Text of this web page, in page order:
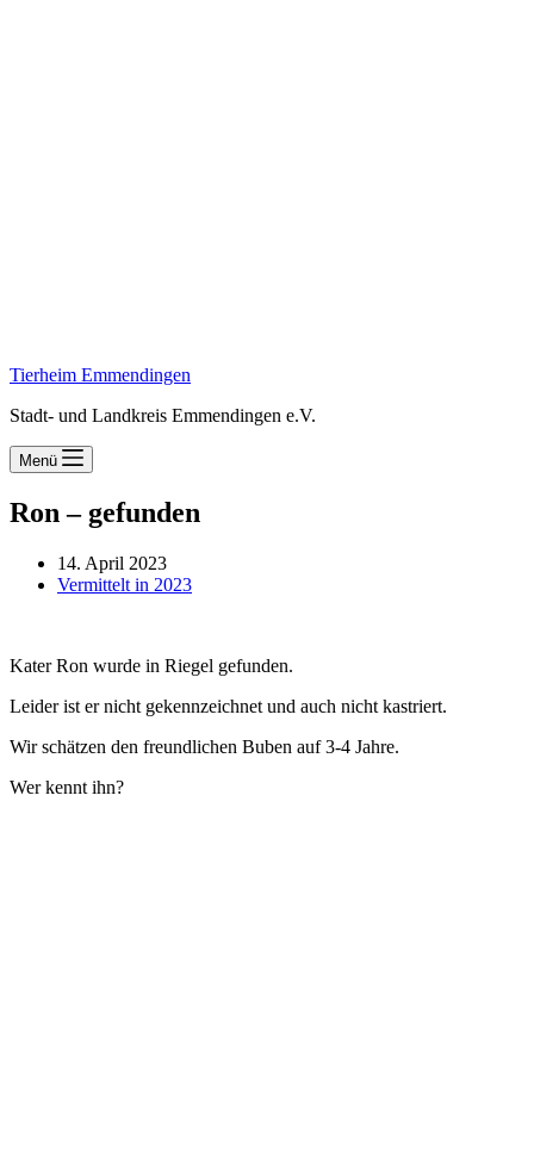
Tierheim Emmendingen
Stadt- und Landkreis Emmendingen e.V.
Menü
Ron – gefunden
14. April 2023
Vermittelt in 2023
Kater Ron wurde in Riegel gefunden.
Leider ist er nicht gekennzeichnet und auch nicht kastriert.
Wir schätzen den freundlichen Buben auf 3-4 Jahre.
Wer kennt ihn?